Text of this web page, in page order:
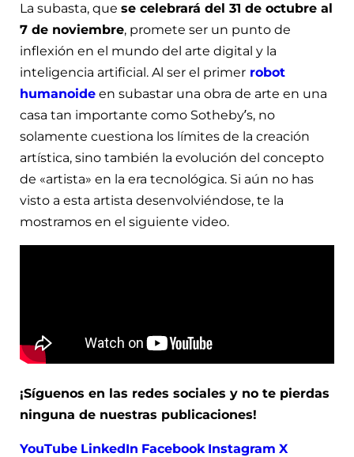
La subasta, que se celebrará del 31 de octubre al
7 de noviembre, promete ser un punto de
inflexión en el mundo del arte digital y la
inteligencia artificial. Al ser el primer robot
humanoide en subastar una obra de arte en una
casa tan importante como Sotheby’s, no
solamente cuestiona los límites de la creación
artística, sino también la evolución del concepto
de «artista» en la era tecnológica. Si aún no has
visto a esta artista desenvolviéndose, te la
mostramos en el siguiente video.
¡Síguenos en las redes sociales y no te pierdas
ninguna de nuestras publicaciones!
YouTube LinkedIn Facebook Instagram X